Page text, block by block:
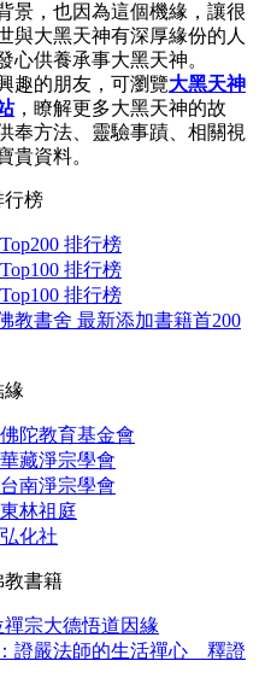
景，也因為這個機緣，讓很
與大黑天神有深厚緣份的人
心供養承事大黑天神。
趣的朋友，可瀏覽大黑天神
，瞭解更多大黑天神的故
奉方法、靈驗事蹟、相關視
貴資料。
行榜
排行榜
排行榜
排行榜
教書舍 最新添加書籍首200
緣
陀教育基金會
藏淨宗學會
南淨宗學會
林祖庭
化社
教書籍
禪宗大德悟道因緣
證嚴法師的生活禪心 釋證